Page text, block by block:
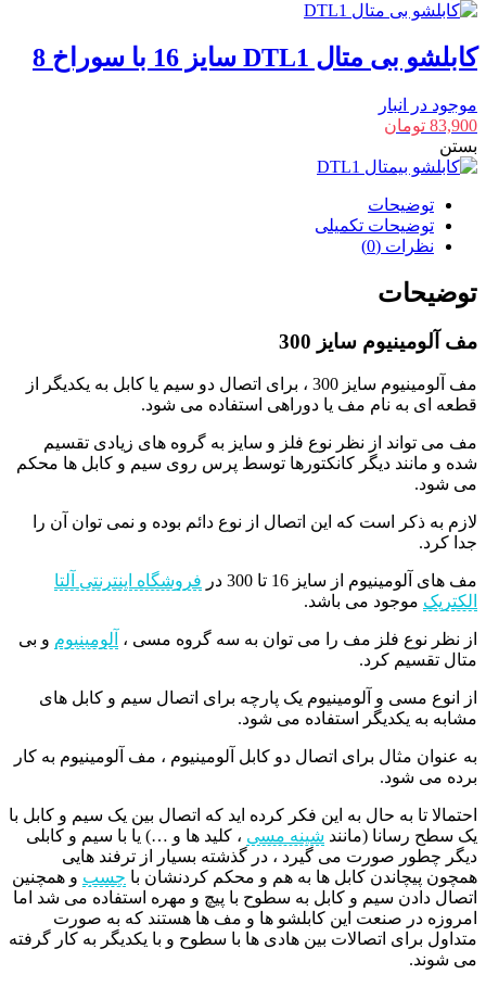
کابلشو بی متال DTL1 سایز 16 با سوراخ 8
موجود در انبار
83,900 تومان
بستن
توضیحات
توضیحات تکمیلی
نظرات (0)
توضیحات
مف آلومینیوم سایز 300
مف آلومینیوم سایز 300 ، برای اتصال دو سیم یا کابل به یکدیگر از
قطعه ای به نام مف یا دوراهی استفاده می شود.
مف می تواند از نظر نوع فلز و سایز به گروه‌ های زیادی تقسیم
شده و مانند دیگر کانکتورها توسط پرس روی سیم و کابل ها محکم
می شود.
لازم به ذکر است که این اتصال از نوع دائم بوده و نمی توان آن را
جدا کرد.
مف های آلومینیوم از سایز 16 تا 300 در
فروشگاه اینترنتی آلتا
الکتریک موجود می باشد.
از نظر نوع فلز مف را می توان به سه گروه مسی ، آلومینیوم و بی
متال تقسیم کرد.
از انوع مسی و آلومینیوم یک پارچه برای اتصال سیم و کابل های
مشابه به یکدیگر استفاده می شود.
به عنوان مثال برای اتصال دو کابل آلومینیوم ، مف آلومینیوم به کار
برده می شود.
احتمالا تا به حال به این فکر کرده اید که اتصال بین یک سیم و کابل با
یک سطح رسانا (مانند شینه مسی ، کلید ها و …) یا با سیم و کابلی
دیگر چطور صورت می گیرد ، در گذشته بسیار از ترفند هایی
همچون پیچاندن کابل ها به هم و محکم کردنشان با چسب و همچنین
اتصال دادن سیم و کابل به سطوح با پیچ و مهره استفاده می شد اما
امروزه در صنعت این کابلشو ها و مف ها هستند که به صورت
متداول برای اتصالات بین هادی ها با سطوح و با یکدیگر به کار گرفته
می شوند.